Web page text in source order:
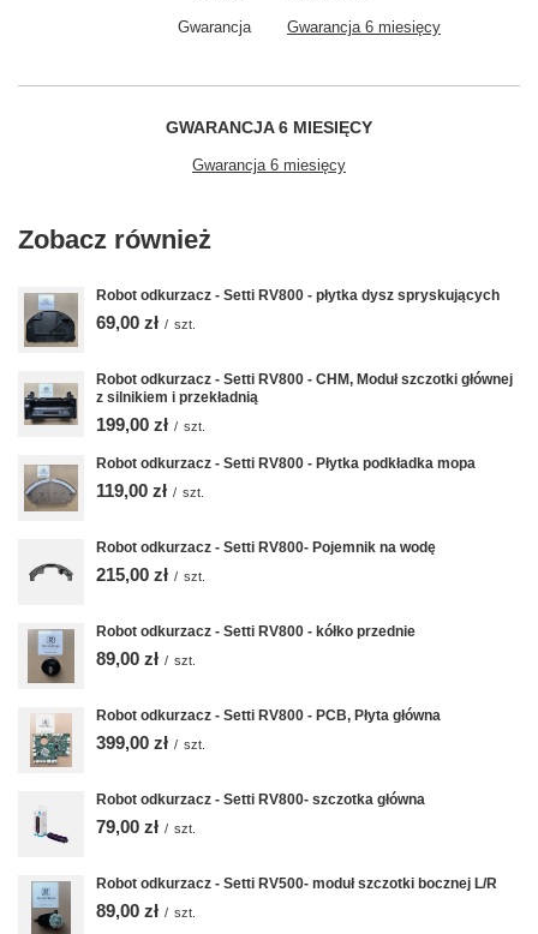
Gwarancja Gwarancja 6 miesięcy
GWARANCJA 6 MIESIĘCY
Gwarancja 6 miesięcy
Zobacz również
Robot odkurzacz - Setti RV800 - płytka dysz spryskujących
69,00 zł / szt.
Robot odkurzacz - Setti RV800 - CHM, Moduł szczotki głównej
z silnikiem i przekładnią
199,00 zł / szt.
Robot odkurzacz - Setti RV800 - Płytka podkładka mopa
119,00 zł / szt.
Robot odkurzacz - Setti RV800- Pojemnik na wodę
215,00 zł / szt.
Robot odkurzacz - Setti RV800 - kółko przednie
89,00 zł / szt.
Robot odkurzacz - Setti RV800 - PCB, Płyta główna
399,00 zł / szt.
Robot odkurzacz - Setti RV800- szczotka główna
79,00 zł / szt.
Robot odkurzacz - Setti RV500- moduł szczotki bocznej L/R
89,00 zł / szt.